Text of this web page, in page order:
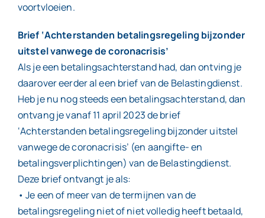
voortvloeien.
Brief ‘Achterstanden betalingsregeling bijzonder
uitstel vanwege de coronacrisis’
Als je een betalingsachterstand had, dan ontving je
daarover eerder al een brief van de Belastingdienst.
Heb je nu nog steeds een betalingsachterstand, dan
ontvang je vanaf 11 april 2023 de brief
‘Achterstanden betalingsregeling bijzonder uitstel
vanwege de coronacrisis’ (en aangifte- en
betalingsverplichtingen) van de Belastingdienst.
Deze brief ontvangt je als:
• Je een of meer van de termijnen van de
betalingsregeling niet of niet volledig heeft betaald,